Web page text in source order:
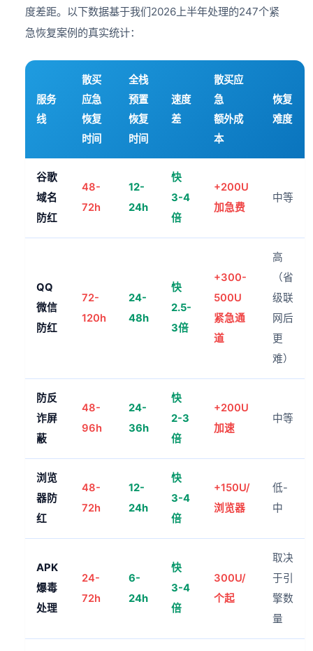
度差距。以下数据基于我们2026上半年处理的247个紧
急恢复案例的真实统计：
服务
线
散买
应急
恢复
时间
全栈
预置
恢复
时间
速度
差
散买应
急
额外成
本
恢复
难度
谷歌
域名
防红
48-
72h
12-
24h
快
3-4
倍
+200U
加急费
中等
QQ
微信
防红
72-
120h
24-
48h
快
2.5-
3倍
+300-
500U
紧急通
道
高
（省
级联
网后
更
难）
防反
诈屏
蔽
48-
96h
24-
36h
快
2-3
倍
+200U
加速
中等
浏览
器防
红
48-
72h
12-
24h
快
3-4
倍
+150U/
浏览器
低-
中
APK
爆毒
处理
24-
72h
6-
24h
快
3-4
倍
300U/
个起
取决
于引
擎数
量